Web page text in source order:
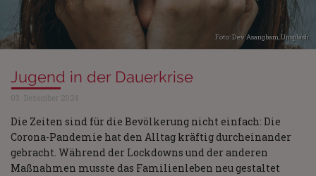
Foto:Dev Asangbam,Unsplash
Jugend in der Dauerkrise
03. Dezember 2024
Die Zeiten sind für die Bevölkerung nicht einfach: Die
Corona-Pandemie hat den Alltag kräftig durcheinander
gebracht. Während der Lockdowns und der anderen
Maßnahmen musste das Familienleben neu gestaltet